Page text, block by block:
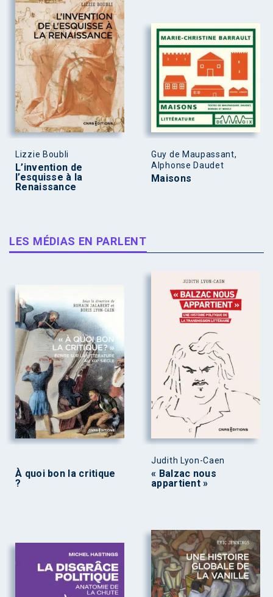
Lizzie Boubli
L’invention de
l’esquisse à la
Renaissance
Guy de Maupassant,
Alphonse Daudet
Maisons
LES MÉDIAS EN PARLENT
À quoi bon la critique
?
Judith Lyon-Caen
« Balzac nous
appartient »